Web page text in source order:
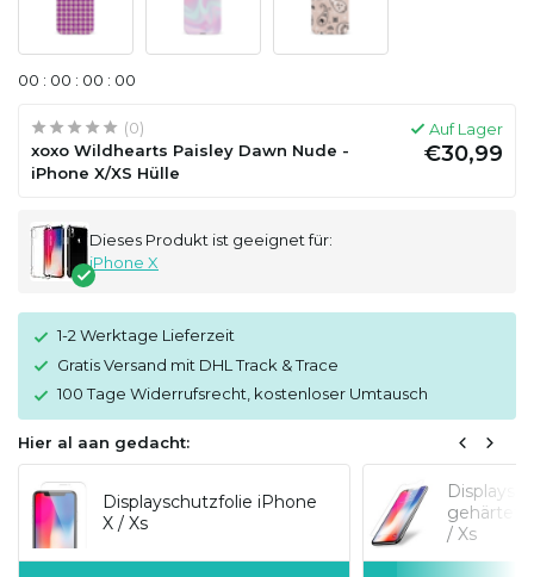
00 : 00 : 00 : 00
(0)
xoxo Wildhearts Paisley Dawn Nude -
iPhone X/XS Hülle
Auf Lager
€30,99
Dieses Produkt ist geeignet für:
iPhone X
1-2 Werktage Lieferzeit
Gratis Versand mit DHL Track & Trace
100 Tage Widerrufsrecht, kostenloser Umtausch
Hier al aan gedacht:
Displayschutzfolie iPhone
X / Xs
/ Xs